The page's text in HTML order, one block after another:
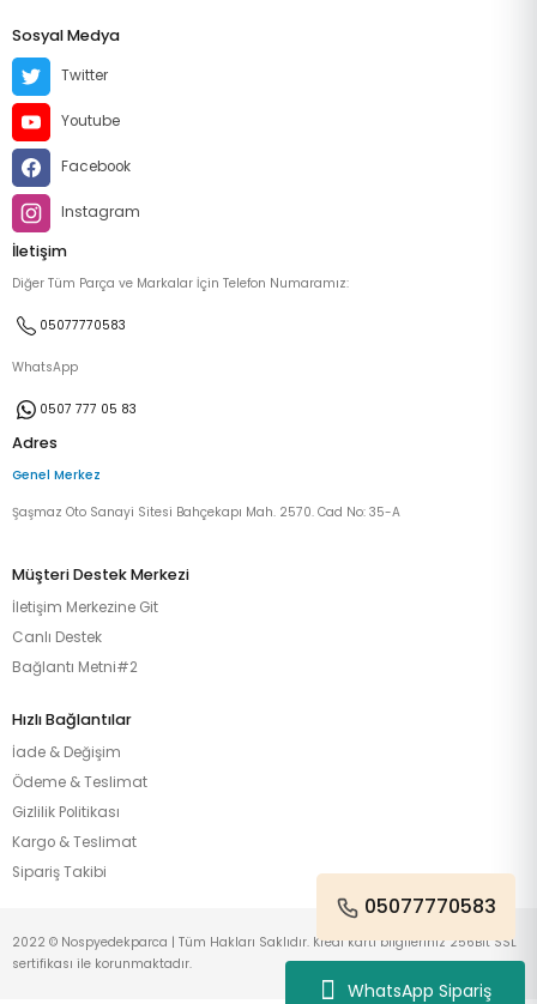
WhatsApp Sipariş
Sosyal Medya
Twitter
Youtube
Facebook
Instagram
İletişim
Diğer Tüm Parça ve Markalar İçin Telefon Numaramız:
05077770583
WhatsApp
0507 777 05 83
Adres
Genel Merkez
Şaşmaz Oto Sanayi Sitesi Bahçekapı Mah. 2570. Cad No: 35-A
Müşteri Destek Merkezi
İletişim Merkezine Git
Canlı Destek
Bağlantı Metni#2
Hızlı Bağlantılar
İade & Değişim
Ödeme & Teslimat
Gizlilik Politikası
Kargo & Teslimat
Sipariş Takibi
05077770583
2022 © Nospyedekparca | Tüm Hakları Saklıdır. Kredi kartı bilgileriniz 256Bit SSL
sertifikası ile korunmaktadır.